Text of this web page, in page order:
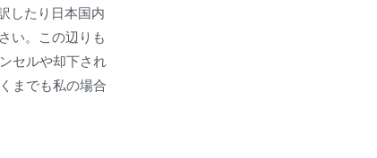
したり日本国内
い。この辺りも
セルや却下され
までも私の場合